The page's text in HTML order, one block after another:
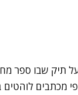
על תיק שבו ספר
מכתבים